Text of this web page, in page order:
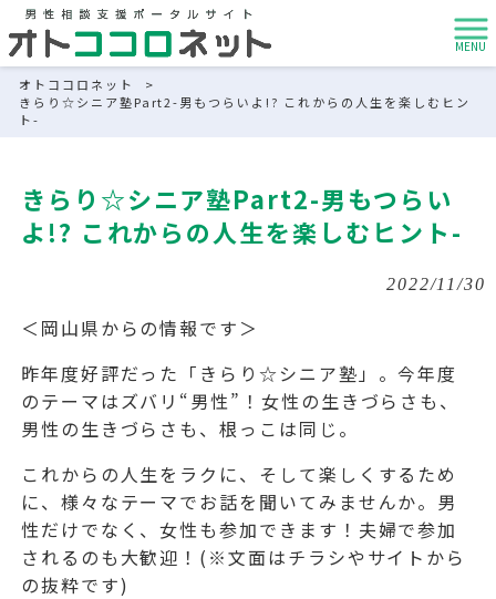
MENU
オトココロネット
>
きらり☆シニア塾Part2-男もつらいよ!? これからの人生を楽しむヒン
ト-
きらり☆シニア塾Part2-男もつらい
よ!? これからの人生を楽しむヒント-
2022/11/30
＜岡山県からの情報です＞
昨年度好評だった「きらり☆シニア塾」。今年度
のテーマはズバリ“男性”！女性の生きづらさも、
男性の生きづらさも、根っこは同じ。
これからの人生をラクに、そして楽しくするため
に、様々なテーマでお話を聞いてみませんか。男
性だけでなく、女性も参加できます！夫婦で参加
されるのも大歓迎！(※文面はチラシやサイトから
の抜粋です)